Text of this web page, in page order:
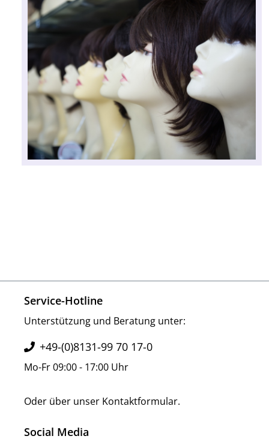
Service-Hotline
Unterstützung und Beratung unter:
+49-(0)8131-99 70 17-0
Mo-Fr 09:00 - 17:00 Uhr
Oder über unser Kontaktformular.
Social Media